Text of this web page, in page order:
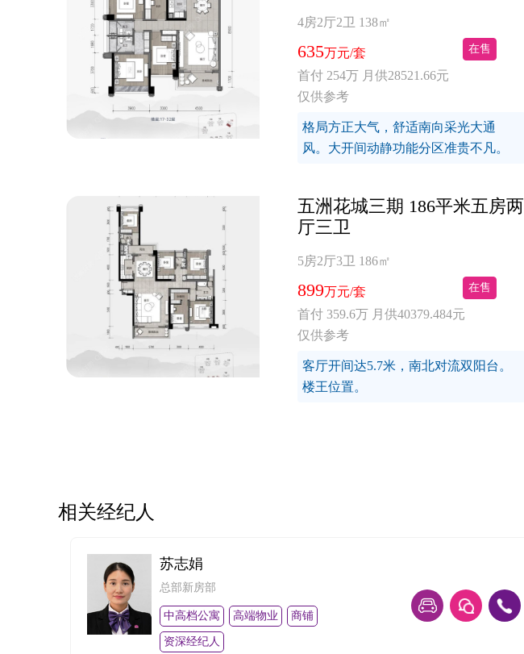
4房2厅2卫 138㎡
635万元/套 在售
首付 254万 月供28521.66元
仅供参考
格局方正大气，舒适南向采光大通
风。大开间动静功能分区准贵不凡。
五洲花城三期 186平米五房两
厅三卫
5房2厅3卫 186㎡
899万元/套 在售
首付 359.6万 月供40379.484元
仅供参考
客厅开间达5.7米，南北对流双阳台。
楼王位置。
相关经纪人
苏志娟
总部新房部
中高档公寓 高端物业 商铺
资深经纪人